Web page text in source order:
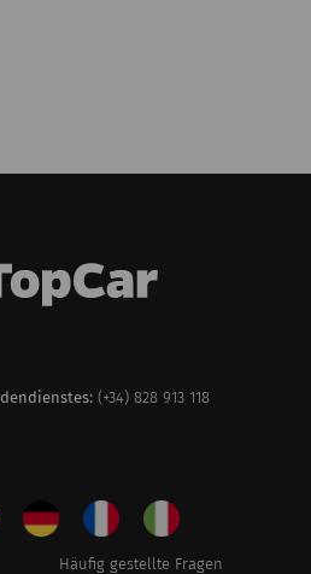
(+34) 828 913 118
Häufig gestellte Fragen